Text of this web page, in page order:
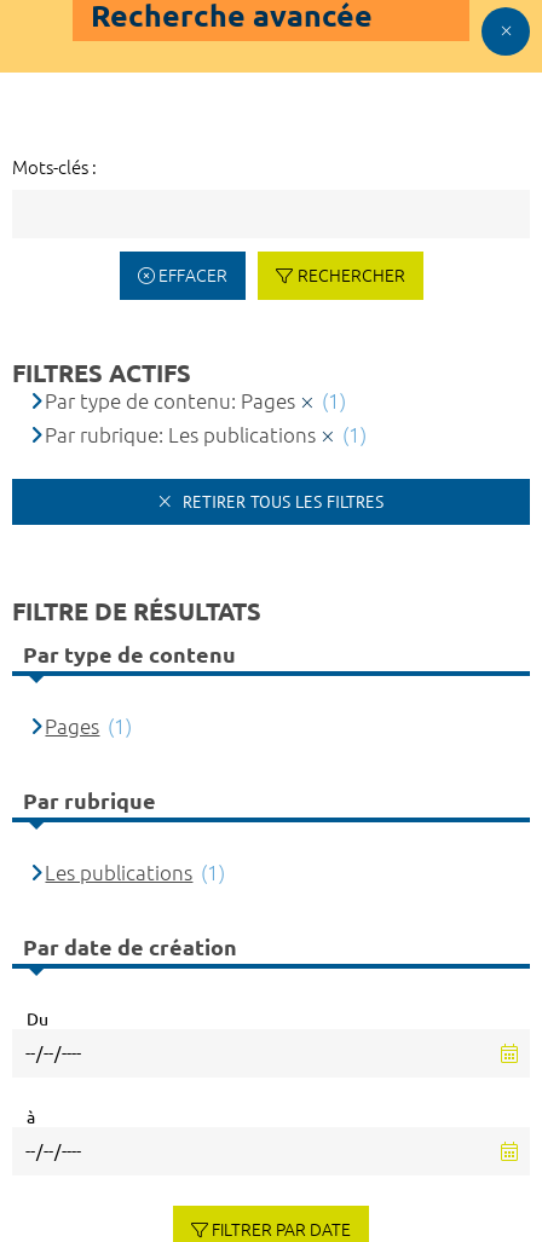
Recherche avancée
Mots-clés :
EFFACER RECHERCHER
FILTRES ACTIFS
Par type de contenu: Pages
(1)
Par rubrique: Les publications
(1)
RETIRER TOUS LES FILTRES
FILTRE DE RÉSULTATS
Par type de contenu
Pages (1)
Par rubrique
Les publications (1)
Par date de création
Du
à
FILTRER PAR DATE